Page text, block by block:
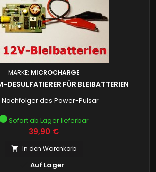
MARKE: MICROCHARGE
DESULFATIERER FÜR BLEIBATTERIEN
Nachfolger des Power-Pulsar
Sofort ab Lager lieferbar
Preis
39,90 €
 In den Warenkorb
Auf Lager